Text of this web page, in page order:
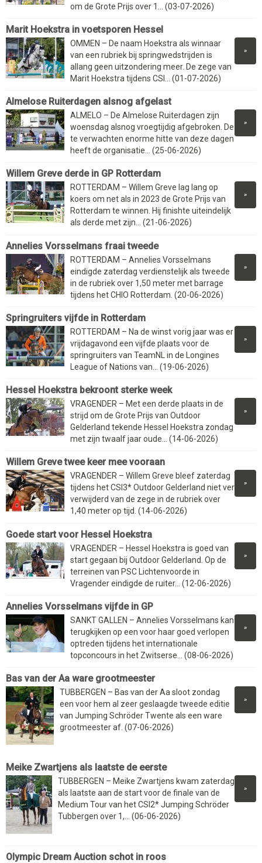
om de Grote Prijs over 1... (03-07-2026)
Marit Hoekstra in voetsporen Hessel
»
OMMEN – De naam Hoekstra als winnaar
van een rubriek bij springwedstrijden is
allang geen uitzondering meer. De zege van
Marit Hoekstra tijdens CSI... (01-07-2026)
Almelose Ruiterdagen alsnog afgelast
»
ALMELO – De Almelose Ruiterdagen zijn
woensdag alsnog vroegtijdig afgebroken. De
te verwachten enorme hitte van deze dagen
heeft de organisatie... (25-06-2026)
Willem Greve derde in GP Rotterdam
»
ROTTERDAM – Willem Greve lag lang op
koers om net als in 2023 de Grote Prijs van
Rotterdam te winnen. Hij finishte uiteindelijk
als derde met zijn... (21-06-2026)
Annelies Vorsselmans fraai tweede
»
ROTTERDAM – Annelies Vorsselmans
eindigde zaterdag verdienstelijk als tweede
in de rubriek over 1,50 meter met barrage
tijdens het CHIO Rotterdam. (20-06-2026)
Springruiters vijfde in Rotterdam
»
ROTTERDAM – Na de winst vorig jaar was er
vrijdagavond een vijfde plaats voor de
springruiters van TeamNL in de Longines
League of Nations van... (19-06-2026)
Hessel Hoekstra bekroont sterke week
»
VRAGENDER – Met een derde plaats in de
strijd om de Grote Prijs van Outdoor
Gelderland tekende Hessel Hoekstra zondag
met zijn twaalf jaar oude... (14-06-2026)
Willem Greve twee keer mee vooraan
»
VRAGENDER – Willem Greve bleef zaterdag
tijdens het CSI3* Outdoor Gelderland niet ver
verwijderd van de zege in de rubriek over
1,40 meter op tijd. (14-06-2026)
Goede start voor Hessel Hoekstra
»
VRAGENDER – Hessel Hoekstra is goed van
start gegaan bij Outdoor Gelderland. Op de
terreinen van PSC Lichtenvoorde in
Vragender eindigde de ruiter... (12-06-2026)
Annelies Vorsselmans vijfde in GP
»
SANKT GALLEN – Annelies Vorsselmans kan
terugkijken op een voor haar goed verlopen
optreden tijdens het internationale
topconcours in het Zwitserse... (08-06-2026)
Bas van der Aa ware grootmeester
»
TUBBERGEN – Bas van der Aa sloot zondag
een voor hem al zeer geslaagde tweede editie
van Jumping Schröder Twente als een ware
grootmeester af. (07-06-2026)
Meike Zwartjens als laatste de eerste
»
TUBBERGEN – Meike Zwartjens kwam zaterdag
als laatste aan de start voor de finale van de
Medium Tour van het CSI2* Jumping Schröder
Tubbergen over 1,... (06-06-2026)
Olympic Dream Auction schot in roos